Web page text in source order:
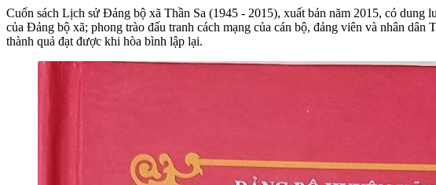
Cuốn sách Lịch sử Đảng bộ xã Thần Sa (1945 - 2015), xuất bản năm 2015, có
của Đảng bộ xã; phong trào đấu tranh cách mạng của cán bộ, đảng viên và nhân
thành quả đạt được khi hòa bình lập lại.